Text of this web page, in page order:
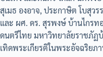
สุเมธ องอาจ, ประกาษิต โบสุว
และ ผศ. ดร. สุรพงษ์ บ้านไกรท
ดนตรีไทย มหาวิทยาลัยราชภัฏ
เทิดพระเกียรติในพระอัจฉริยภ